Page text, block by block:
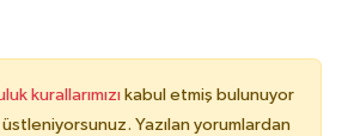
kurallarımızı kabul etmiş bulunuyor
Yazılan yorumlardan